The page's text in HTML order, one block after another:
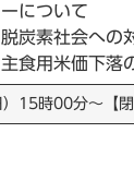
について
脱炭素社会への
主食用米価下落
15時00分～【閉